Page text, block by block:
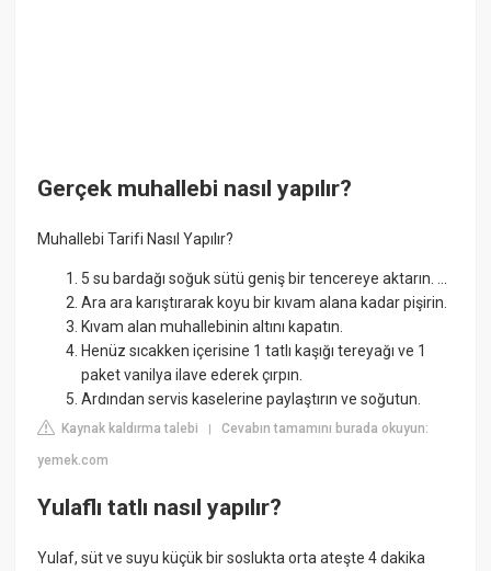
Gerçek muhallebi nasıl yapılır?
Muhallebi Tarifi Nasıl Yapılır?
5 su bardağı soğuk sütü geniş bir tencereye aktarın. ...
Ara ara karıştırarak koyu bir kıvam alana kadar pişirin.
Kıvam alan muhallebinin altını kapatın.
Henüz sıcakken içerisine 1 tatlı kaşığı tereyağı ve 1
paket vanilya ilave ederek çırpın.
Ardından servis kaselerine paylaştırın ve soğutun.
Kaynak kaldırma talebi |Cevabın tamamını burada okuyun:
yemek.com
Yulaflı tatlı nasıl yapılır?
Yulaf, süt ve suyu küçük bir soslukta orta ateşte 4 dakika